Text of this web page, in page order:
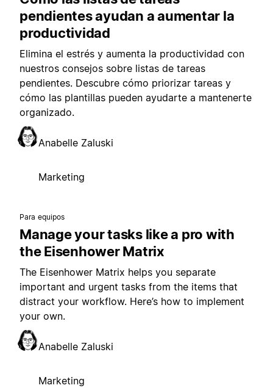
pendientes ayudan a aumentar la
productividad
Elimina el estrés y aumenta la productividad con
nuestros consejos sobre listas de tareas
pendientes. Descubre cómo priorizar tareas y
cómo las plantillas pueden ayudarte a mantenerte
organizado.
Anabelle Zaluski
Marketing
Para equipos
Manage your tasks like a pro with
the Eisenhower Matrix
The Eisenhower Matrix helps you separate
important and urgent tasks from the items that
distract your workflow. Here’s how to implement
your own.
Anabelle Zaluski
Marketing